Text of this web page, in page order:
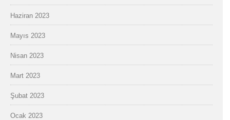
Haziran 2023
Mayıs 2023
Nisan 2023
Mart 2023
Şubat 2023
Ocak 2023